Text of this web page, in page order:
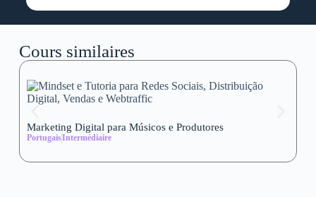
Cours similaires
Marketing Digital para Músicos e Produtores
PortugaisIntermédiaire